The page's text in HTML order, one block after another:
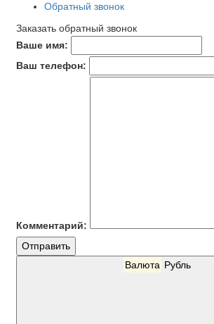
Обратный звонок
Заказать обратный звонок
Ваше имя:
Ваш телефон:
Комментарий:
Отправить
Валюта Рубль